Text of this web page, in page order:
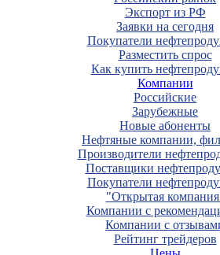
Экспорт из РФ
Заявки на сегодня
Покупатели
Разместить спрос
Как купить
Компании
Российские
Зарубежные
Новые абоненты
Нефтяные компании,
Производители
Поставщики
Покупатели
"Открытая
Компании с
Компании с
Рейтинг трейдеров